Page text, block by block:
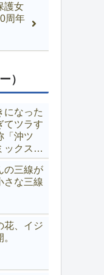
護女
周年
）
になった
てツラす
「沖ツ
ックス第
が公
にかこ
話をして
の三線が
さな三線
花、イジ